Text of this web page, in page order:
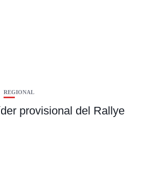
REGIONAL
provisional del Rallye